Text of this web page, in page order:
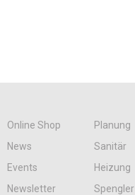
Online Shop
Planung
News
Sanitär
Events
Heizung
Newsletter
Spengler